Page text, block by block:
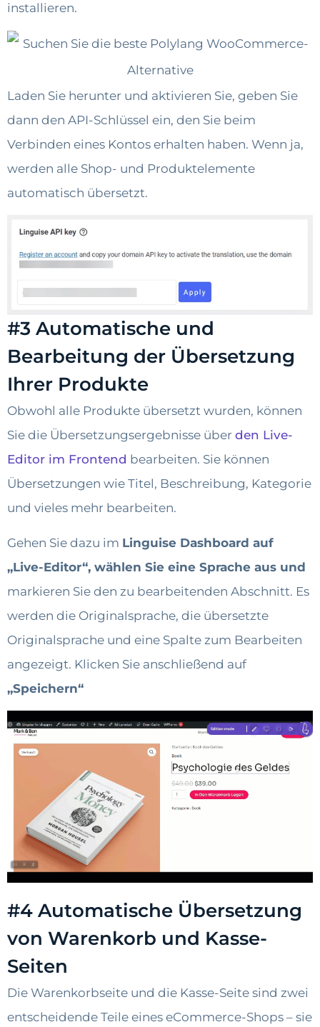
installieren.
Laden Sie herunter und aktivieren Sie, geben Sie
dann den API-Schlüssel ein, den Sie beim
Verbinden eines Kontos erhalten haben. Wenn ja,
werden alle Shop- und Produktelemente
automatisch übersetzt.
#3 Automatische und
Bearbeitung der Übersetzung
Ihrer Produkte
Obwohl alle Produkte übersetzt wurden, können
Sie die Übersetzungsergebnisse über den Live-
Editor im Frontend bearbeiten. Sie können
Übersetzungen wie Titel, Beschreibung, Kategorie
und vieles mehr bearbeiten.
Gehen Sie dazu im Linguise Dashboard auf
„Live-Editor“, wählen Sie eine Sprache aus und
markieren Sie den zu bearbeitenden Abschnitt. Es
werden die Originalsprache, die übersetzte
Originalsprache und eine Spalte zum Bearbeiten
angezeigt. Klicken Sie anschließend auf
„Speichern“
#4 Automatische Übersetzung
von Warenkorb und Kasse-
Seiten
Die Warenkorbseite und die Kasse-Seite sind zwei
entscheidende Teile eines eCommerce-Shops – sie